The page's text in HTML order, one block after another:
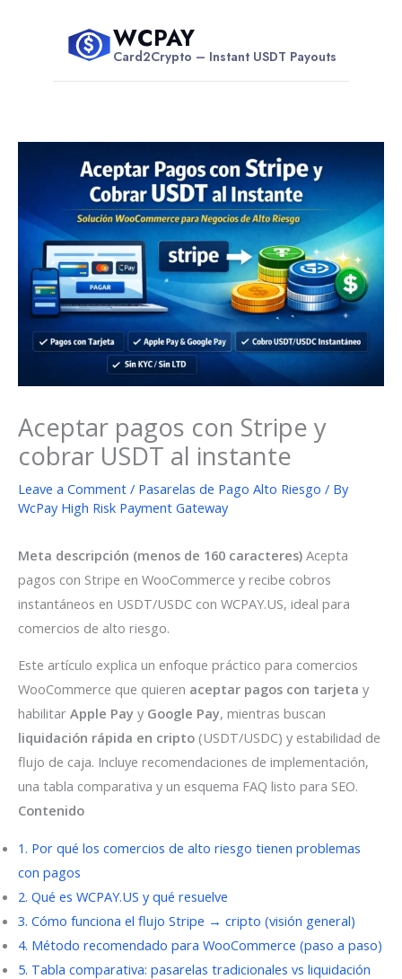
$ WCPAY
Card2Crypto – Instant USDT Payouts
Aceptar pagos con Stripe y
cobrar USDT al instante
Leave a Comment / Pasarelas de Pago Alto Riesgo / By
WcPay High Risk Payment Gateway
Meta descripción (menos de 160 caracteres) Acepta
pagos con Stripe en WooCommerce y recibe cobros
instantáneos en USDT/USDC con WCPAY.US, ideal para
comercios de alto riesgo.
Este artículo explica un enfoque práctico para comercios
WooCommerce que quieren aceptar pagos con tarjeta y
habilitar Apple Pay y Google Pay, mientras buscan
liquidación rápida en cripto (USDT/USDC) y estabilidad de
flujo de caja. Incluye recomendaciones de implementación,
una tabla comparativa y un esquema FAQ listo para SEO.
Contenido
1. Por qué los comercios de alto riesgo tienen problemas
con pagos
2. Qué es WCPAY.US y qué resuelve
3. Cómo funciona el flujo Stripe → cripto (visión general)
4. Método recomendado para WooCommerce (paso a paso)
5. Tabla comparativa: pasarelas tradicionales vs liquidación